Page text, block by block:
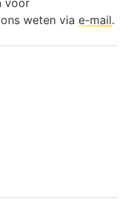
voor
weten via e-mail.